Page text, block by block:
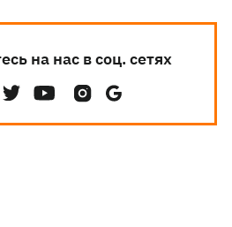
на нас в соц. сетях